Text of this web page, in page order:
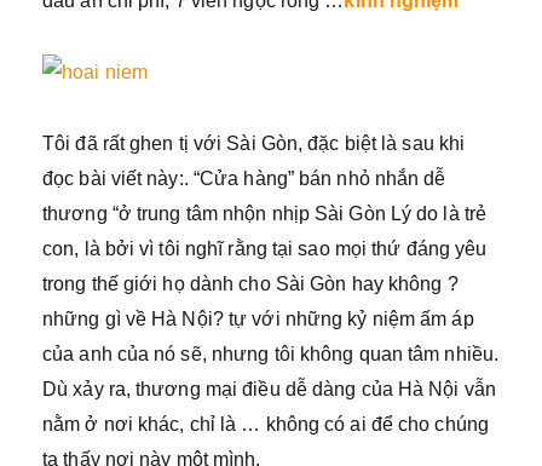
Tôi đã rất ghen tị với Sài Gòn, đặc biệt là sau khi
đọc bài viết này:. “Cửa hàng” bán nhỏ nhắn dễ
thương “ở trung tâm nhộn nhịp Sài Gòn Lý do là trẻ
con, là bởi vì tôi nghĩ rằng tại sao mọi thứ đáng yêu
trong thế giới họ dành cho Sài Gòn hay không ?
những gì về Hà Nội? tự với những kỷ niệm ấm áp
của anh của nó sẽ, nhưng tôi không quan tâm nhiều.
Dù xảy ra, thương mại điều dễ dàng của Hà Nội vẫn
nằm ở nơi khác, chỉ là … không có ai để cho chúng
ta thấy nơi này một mình.